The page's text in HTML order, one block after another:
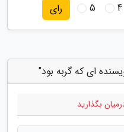
4
5 رای
ای که گربه بود"
بگذارید